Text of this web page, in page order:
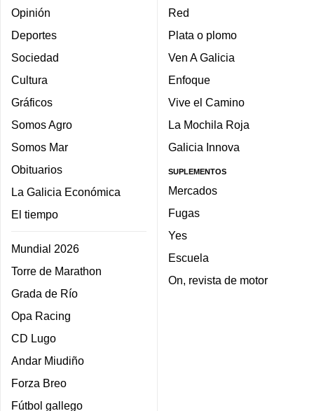
Opinión
Deportes
Sociedad
Cultura
Gráficos
Somos Agro
Somos Mar
Obituarios
La Galicia Económica
El tiempo
Mundial 2026
Torre de Marathon
Grada de Río
Opa Racing
CD Lugo
Andar Miudiño
Forza Breo
Fútbol gallego
Red
Plata o plomo
Ven A Galicia
Enfoque
Vive el Camino
La Mochila Roja
Galicia Innova
SUPLEMENTOS
Mercados
Fugas
Yes
Escuela
On, revista de motor